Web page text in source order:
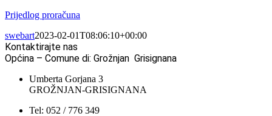
Prijedlog proračuna
swebart2023-02-01T08:06:10+00:00
Kontaktirajte nas
Općina – Comune di: Grožnjan Grisignana
Umberta Gorjana 3
GROŽNJAN-GRISIGNANA
Tel: 052 / 776 349